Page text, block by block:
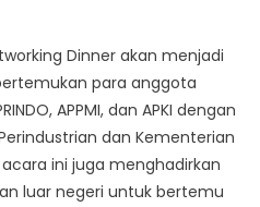
Dinner akan menjadi
para anggota
APPMI, dan APKI dengan
dan Kementerian
ini juga menghadirkan
luar negeri untuk bertemu